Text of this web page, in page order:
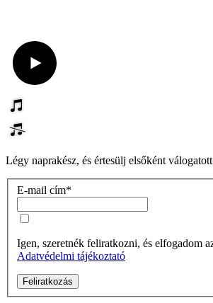
Légy naprakész, és értesülj elsőként
E-mail cím*
Igen, szeretnék feliratkozni, és elfogadom
Adatvédelmi tájékoztató
Feliratkozás